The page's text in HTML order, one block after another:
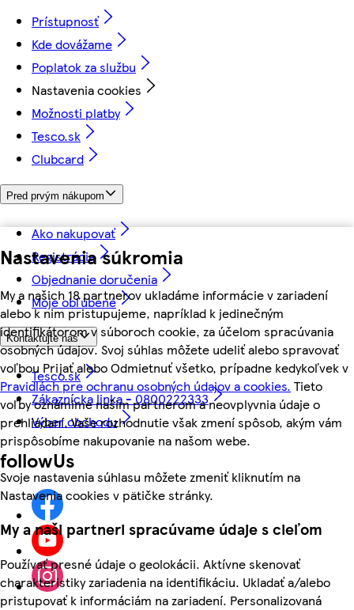
Nastavenia súkromia
My a našich 18 partnerov ukladáme informácie v zariadení
alebo k nim pristupujeme, napríklad k jedinečným
identifikátorom v súboroch cookie, za účelom spracúvania
osobných údajov. Svoj súhlas môžete udeliť alebo spravovať
voľbou Prijať alebo Odmietnuť všetko, prípadne kedykoľvek v
Pravidlách pre ochranu osobných údajov a cookies. Tieto
voľby oznámime našim partnerom a neovplyvnia údaje o
prehliadaní. Vaše rozhodnutie však zmení spôsob, akým vám
prispôsobíme nakupovanie na našom webe.
Svoje nastavenia súhlasu môžete zmeniť kliknutím na
Nastavenia cookies v pätičke stránky.
My a naši partneri spracúvame údaje s cieľom
Používať presné údaje o geolokácii. Aktívne skenovať
charakteristiky zariadenia na identifikáciu. Ukladať a/alebo
pristupovať k informáciám na zariadení. Personalizovaná
Prístupnosť
Kde dovážame
Poplatok za službu
Nastavenia cookies
Možnosti platby
Tesco.sk
Clubcard
Pred prvým nákupom
Ako nakupovať
Registrácia
Objednanie doručenia
Moje obľúbené
Kontaktujte nás
Tesco.sk
Zákaznícka linka - 0800222333
Výber obchodu
followUs